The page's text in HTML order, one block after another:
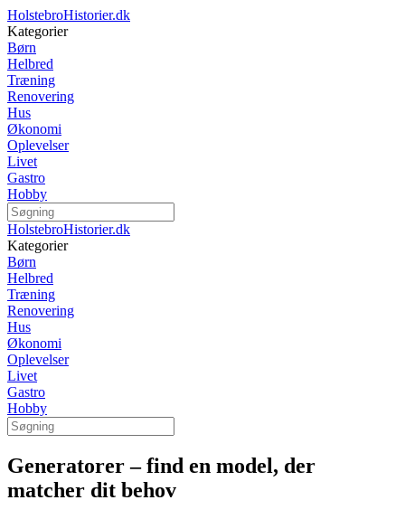
HolstebroHistorier.dk
Kategorier
Børn
Helbred
Træning
Renovering
Hus
Økonomi
Oplevelser
Livet
Gastro
Hobby
HolstebroHistorier.dk
Kategorier
Børn
Helbred
Træning
Renovering
Hus
Økonomi
Oplevelser
Livet
Gastro
Hobby
Generatorer – find en model, der
matcher dit behov